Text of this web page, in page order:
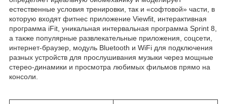
естественные условия тренировки, так и «софтовой» части, в
которую входят фитнес приложение Viewfit, интерактивная
программа iFit, уникальная интервальная программа Sprint 8,
а также популярные развлекательные приложения, соцсети,
интернет-браузер, модуль Bluetooth и WiFi для подключения
разных устройств для прослушивания музыки через мощные
стерео-динамики и просмотра любимых фильмов прямо на
консоли.